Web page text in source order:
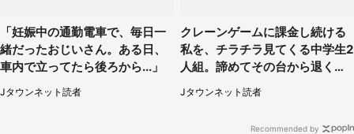
「妊娠中の通勤電車で、毎日一
緒だったおじいさん。ある日、
車内で立ってたら後ろから...」
Jタウンネット読者
クレーンゲームに課金し続ける
私を、チラチラ見てくる中学生2
人組。諦めてその台から退く
と、後ろから声が（東京都・40
代女性）
Jタウンネット読者
Recommended by